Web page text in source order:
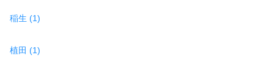
稲生 (1)
植田 (1)